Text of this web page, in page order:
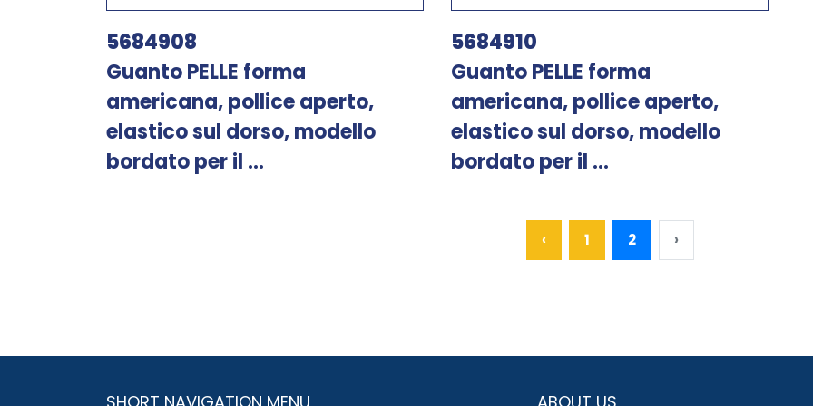
5684908
Guanto PELLE forma
americana, pollice aperto,
elastico sul dorso, modello
bordato per il ...
5684910
Guanto PELLE forma
americana, pollice aperto,
elastico sul dorso, modello
bordato per il ...
‹ 1 2 ›